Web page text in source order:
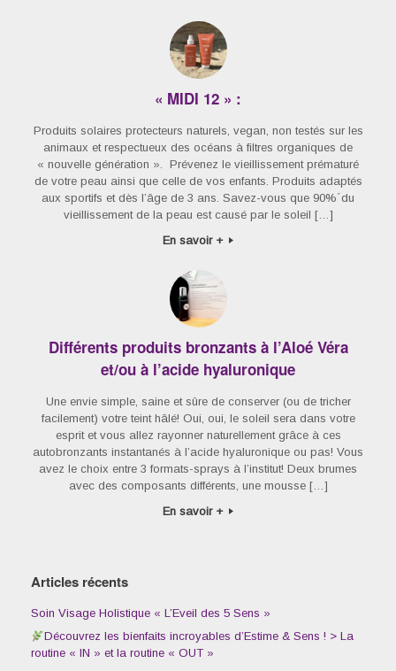
« MIDI 12 » :
Produits solaires protecteurs naturels, vegan, non testés sur les
animaux et respectueux des océans à filtres organiques de
« nouvelle génération ». Prévenez le vieillissement prématuré
de votre peau ainsi que celle de vos enfants. Produits adaptés
aux sportifs et dès l’âge de 3 ans. Savez-vous que 90%´du
vieillissement de la peau est causé par le soleil […]
En savoir +
Différents produits bronzants à l’Aloé Véra
et/ou à l’acide hyaluronique
Une envie simple, saine et sûre de conserver (ou de tricher
facilement) votre teint hâlé! Oui, oui, le soleil sera dans votre
esprit et vous allez rayonner naturellement grâce à ces
autobronzants instantanés à l’acide hyaluronique ou pas! Vous
avez le choix entre 3 formats-sprays à l’institut! Deux brumes
avec des composants différents, une mousse […]
En savoir +
Articles récents
Soin Visage Holistique « L’Eveil des 5 Sens »
Découvrez les bienfaits incroyables d’Estime & Sens ! > La
routine « IN » et la routine « OUT »